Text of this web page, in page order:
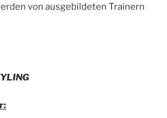
von ausgebildeten Trainern